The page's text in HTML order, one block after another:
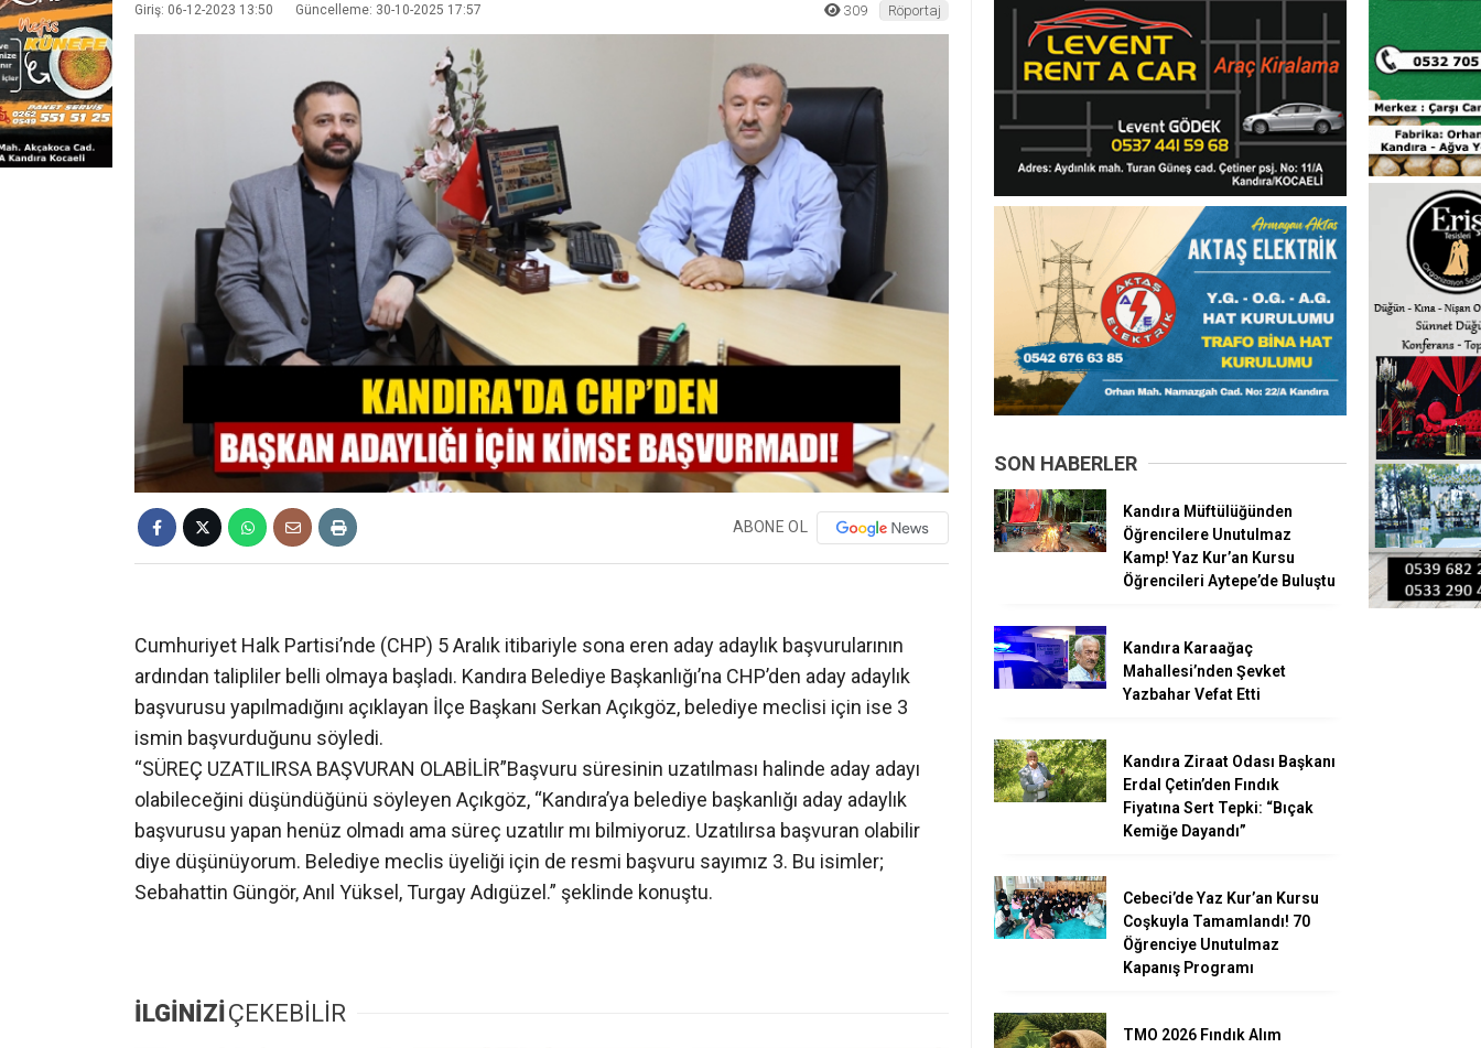
Giriş: 06-12-2023 13:50 Güncelleme: 30-10-2025 17:57 309 Röportaj
ABONE OL
Cumhuriyet Halk Partisi’nde (CHP) 5 Aralık itibariyle sona eren aday adaylık başvurularının
ardından talipliler belli olmaya başladı. Kandıra Belediye Başkanlığı’na CHP’den aday adaylık
olabileceğini düşündüğünü söyleyen Açıkgöz, “Kandıra’ya belediye başkanlığı aday adaylık
SON HABERLER
Kandıra Müftülüğünden
Öğrencilere Unutulmaz
Kamp! Yaz Kur’an Kursu
Öğrencileri Aytepe’de Buluştu
Kandıra Karaağaç
Mahallesi’nden Şevket
Yazbahar Vefat Etti
Kandıra Ziraat Odası Başkanı
Erdal Çetin’den Fındık
Fiyatına Sert Tepki: “Bıçak
Kemiğe Dayandı”
Cebeci’de Yaz Kur’an Kursu
Coşkuyla Tamamlandı! 70
Öğrenciye Unutulmaz
Kapanış Programı
TMO 2026 Fındık Alım